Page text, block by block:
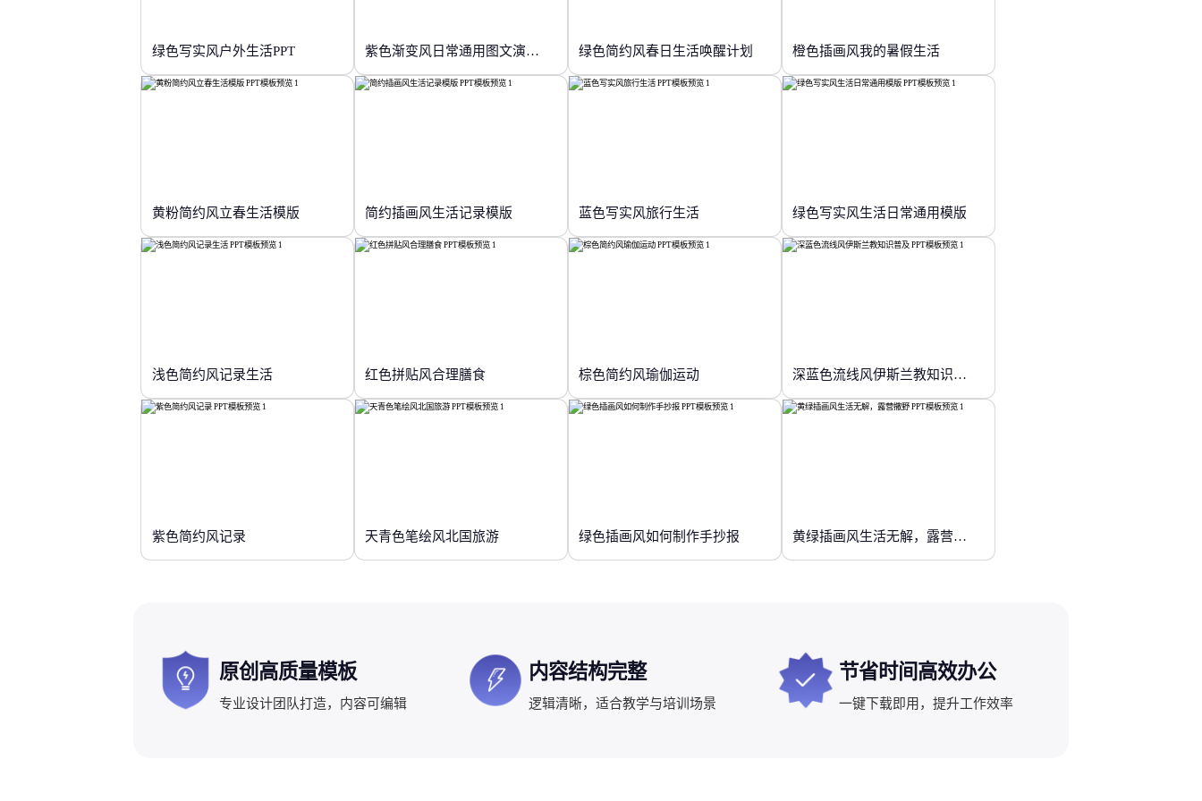
绿色写实风户外生活PPT 紫色渐变风日常通用图文演示模版 绿色简约风春日生活唤醒计划 橙色插画风我的暑假生活
黄粉简约风立春生活模版 简约插画风生活记录模版 蓝色写实风旅行生活 绿色写实风生活日常通用模版
浅色简约风记录生活 红色拼贴风合理膳食 棕色简约风瑜伽运动 深蓝色流线风伊斯兰教知识普及
紫色简约风记录 天青色笔绘风北国旅游 绿色插画风如何制作手抄报 黄绿插画风生活无解，露营撒野
原创高质量模板
专业设计团队打造，内容可编辑
内容结构完整
逻辑清晰，适合教学与培训场景
节省时间高效办公
一键下载即用，提升工作效率